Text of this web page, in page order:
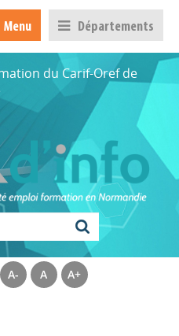
Menu Départements
du Carif-Oref de
A- A A+